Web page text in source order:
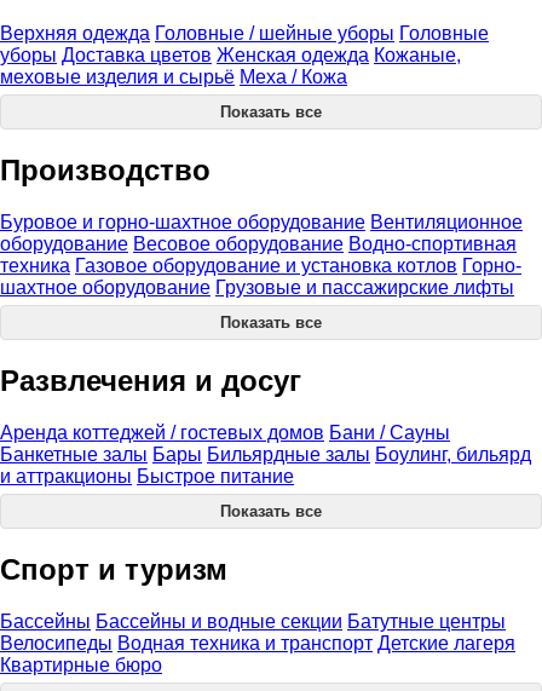
Верхняя одежда Головные / шейные уборы Головные
уборы Доставка цветов Женская одежда Кожаные,
меховые изделия и сырьё Меха / Кожа
Показать все
Производство
Буровое и горно-шахтное оборудование Вентиляционное
оборудование Весовое оборудование Водно-спортивная
техника Газовое оборудование и установка котлов Горно-
шахтное оборудование Грузовые и пассажирские лифты
Показать все
Развлечения и досуг
Аренда коттеджей / гостевых домов Бани / Сауны
Банкетные залы Бары Бильярдные залы Боулинг, бильярд
и аттракционы Быстрое питание
Показать все
Спорт и туризм
Бассейны Бассейны и водные секции Батутные центры
Велосипеды Водная техника и транспорт Детские лагеря
Квартирные бюро